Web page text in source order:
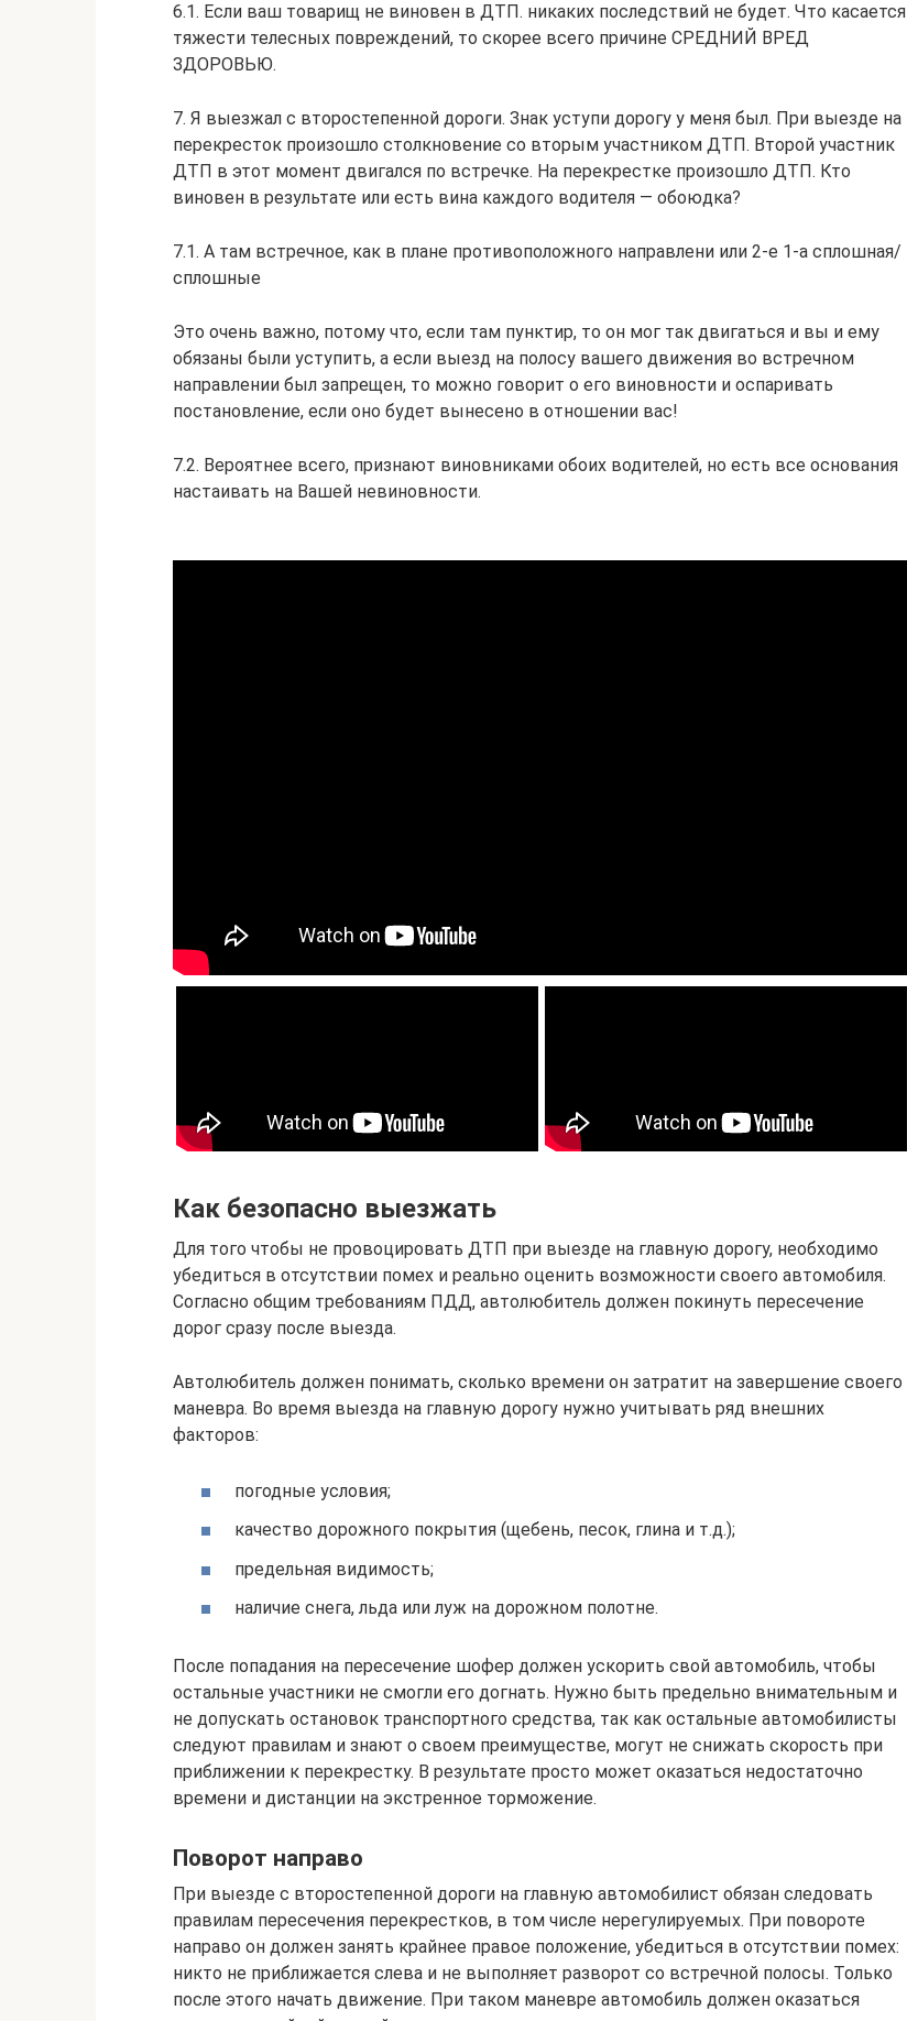
6.1. Если ваш товарищ не виновен в ДТП. никаких последствий не будет. Что касается
тяжести телесных повреждений, то скорее всего причине СРЕДНИЙ ВРЕД
ЗДОРОВЬЮ.
7. Я выезжал с второстепенной дороги. Знак уступи дорогу у меня был. При выезде на
перекресток произошло столкновение со вторым участником ДТП. Второй участник
ДТП в этот момент двигался по встречке. На перекрестке произошло ДТП. Кто
виновен в результате или есть вина каждого водителя — обоюдка?
7.1. А там встречное, как в плане противоположного направлени или 2-е 1-а сплошная/
сплошные
Это очень важно, потому что, если там пунктир, то он мог так двигаться и вы и ему
обязаны были уступить, а если выезд на полосу вашего движения во встречном
направлении был запрещен, то можно говорит о его виновности и оспаривать
постановление, если оно будет вынесено в отношении вас!
7.2. Вероятнее всего, признают виновниками обоих водителей, но есть все основания
настаивать на Вашей невиновности.
Как безопасно выезжать
Для того чтобы не провоцировать ДТП при выезде на главную дорогу, необходимо
убедиться в отсутствии помех и реально оценить возможности своего автомобиля.
Согласно общим требованиям ПДД, автолюбитель должен покинуть пересечение
дорог сразу после выезда.
Автолюбитель должен понимать, сколько времени он затратит на завершение своего
маневра. Во время выезда на главную дорогу нужно учитывать ряд внешних
факторов:
погодные условия;
качество дорожного покрытия (щебень, песок, глина и т.д.);
предельная видимость;
наличие снега, льда или луж на дорожном полотне.
После попадания на пересечение шофер должен ускорить свой автомобиль, чтобы
остальные участники не смогли его догнать. Нужно быть предельно внимательным и
не допускать остановок транспортного средства, так как остальные автомобилисты
следуют правилам и знают о своем преимуществе, могут не снижать скорость при
приближении к перекрестку. В результате просто может оказаться недостаточно
времени и дистанции на экстренное торможение.
Поворот направо
При выезде с второстепенной дороги на главную автомобилист обязан следовать
правилам пересечения перекрестков, в том числе нерегулируемых. При повороте
направо он должен занять крайнее правое положение, убедиться в отсутствии помех:
никто не приближается слева и не выполняет разворот со встречной полосы. Только
после этого начать движение. При таком маневре автомобиль должен оказаться